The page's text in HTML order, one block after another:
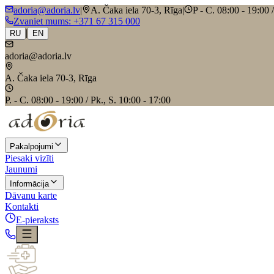
adoria@adoria.lv| A. Čaka iela 70-3, Rīga|
P - C. 08:00 - 19:00
Zvaniet mums: +371 67 315 000
RU | EN
adoria@adoria.lv
A. Čaka iela 70-3, Rīga
P. - C. 08:00 - 19:00 / Pk., S. 10:00 - 17:00
Pakalpojumi
Piesaki vizīti
Jaunumi
Informācija
Dāvanu karte
Kontakti
E-pieraksts